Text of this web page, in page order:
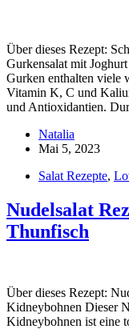
Über dieses Rezept:
Gurkensalat mit
Gurken enthalten viele
Vitamin K, C und
und Antioxidantien.
Natalia
Mai 5, 2023
Salat Rezepte,
Nudelsalat
Thunfisch
Über dieses Rezept:
Kidneybohnen Dieser
Kidneybohnen ist eine